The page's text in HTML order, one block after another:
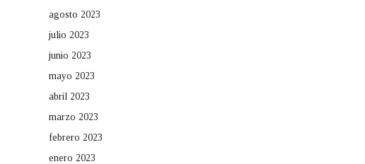
agosto 2023
julio 2023
junio 2023
mayo 2023
abril 2023
marzo 2023
febrero 2023
enero 2023